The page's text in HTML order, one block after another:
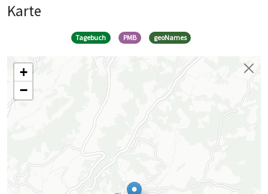
Karte
Tagebuch PMB geoNames
+
−